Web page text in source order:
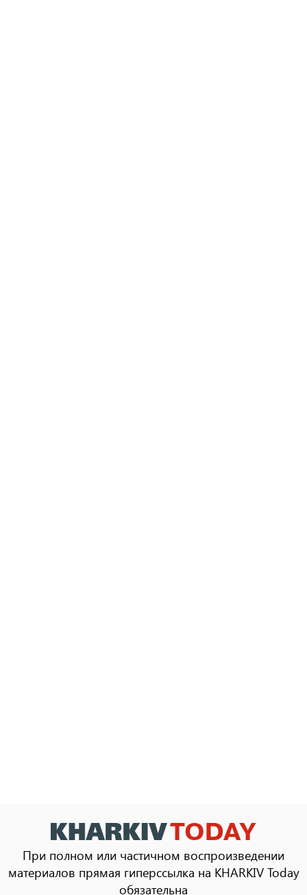
При полном или частичном воспроизведении
материалов прямая гиперссылка на KHARKIV Today
обязательна